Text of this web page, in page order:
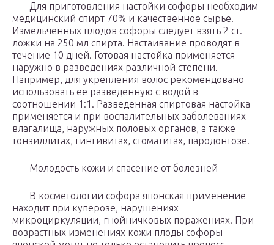
Для приготовления настойки софоры необходим
медицинский спирт 70% и качественное сырье.
Измельченных плодов софоры следует взять 2 ст.
ложки на 250 мл спирта. Настаивание проводят в
течение 10 дней. Готовая настойка применяется
наружно в разведениях различной степени.
Например, для укрепления волос рекомендовано
использовать ее разведенную с водой в
соотношении 1:1. Разведенная спиртовая настойка
применяется и при воспалительных заболеваниях
влагалища, наружных половых органов, а также
тонзиллитах, гингивитах, стоматитах, пародонтозе.
Молодость кожи и спасение от болезней
В косметологии софора японская применение
находит при куперозе, нарушениях
микроциркуляции, гнойничковых поражениях. При
возрастных изменениях кожи плоды софоры